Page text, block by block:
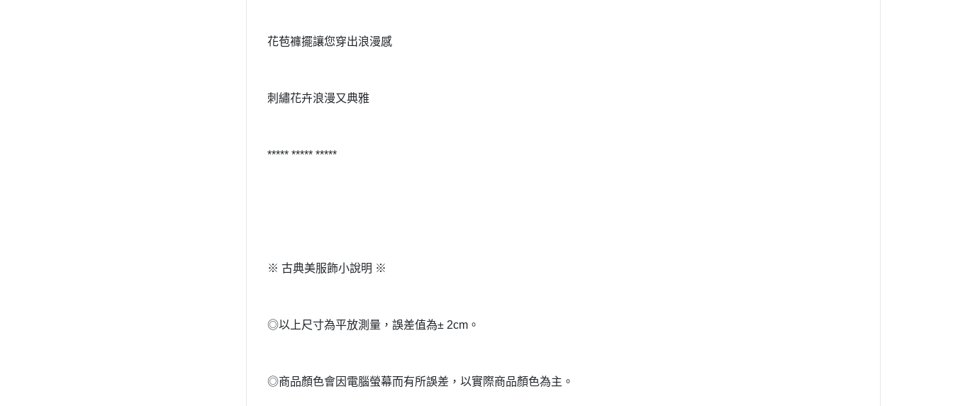
花苞褲擺讓您穿出浪漫感
刺繡花卉浪漫又典雅
***** ***** *****
※ 古典美服飾小說明 ※
◎以上尺寸為平放測量，誤差值為± 2cm。
◎商品顏色會因電腦螢幕而有所誤差，以實際商品顏色為主。